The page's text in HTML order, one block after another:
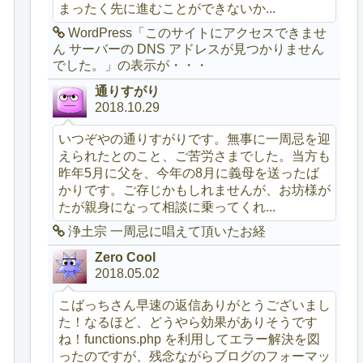
まったく先に進むことができないか...
WordPress「このサイトにアクセスできませ
ん サーバーの DNS アドレスが見つかりません
でした。」の表示が・・・
通りすがり
2018.10.29
いつぞやの通りすがりです。無事に一周忌を迎
えられたとのこと、ご苦労さまでした。当方も
昨年5月に父を、今年の8月に義母を送ったば
かりです。ご存じかもしれませんが、お坊様が
たが親身になって相談に乗ってくれ...
浄土宗 一周忌に唱えて頂いたお経
Zero Cool
2018.05.02
こばっちさん早速の返信ありがとうございまし
た！なるほど、どうやら効果がありそうです
ね！functions.php を利用してエラー解決を図
ったのですが、残念ながらブログのフォーマッ